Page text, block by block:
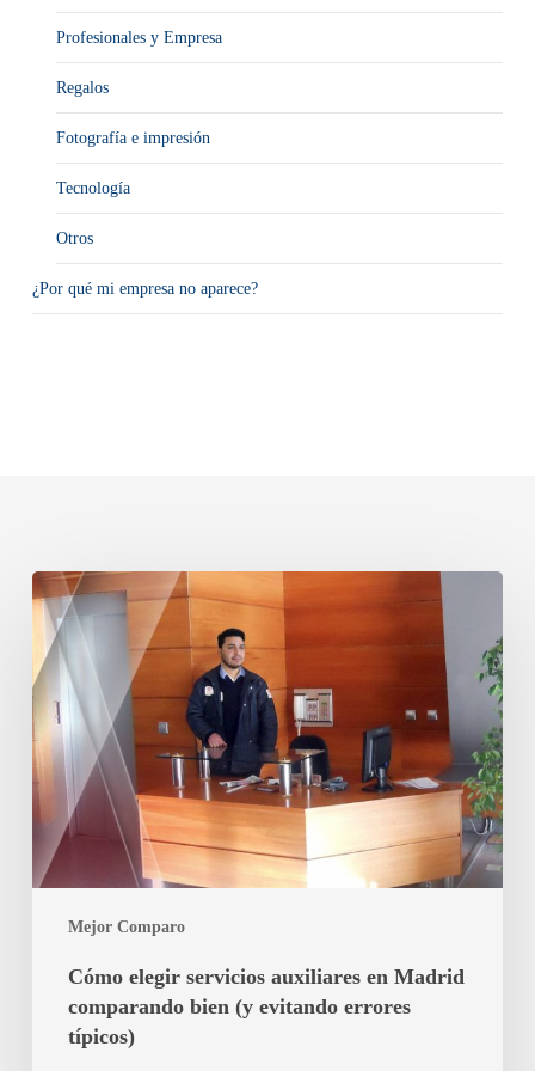
Profesionales y Empresa
Regalos
Fotografía e impresión
Tecnología
Otros
¿Por qué mi empresa no aparece?
Mejor Comparo
Cómo
elegir
servicios
auxiliares
comparando
bien
(y
evitando
errores
Cómo elegir servicios auxiliares en Madrid
comparando bien (y evitando errores
típicos)